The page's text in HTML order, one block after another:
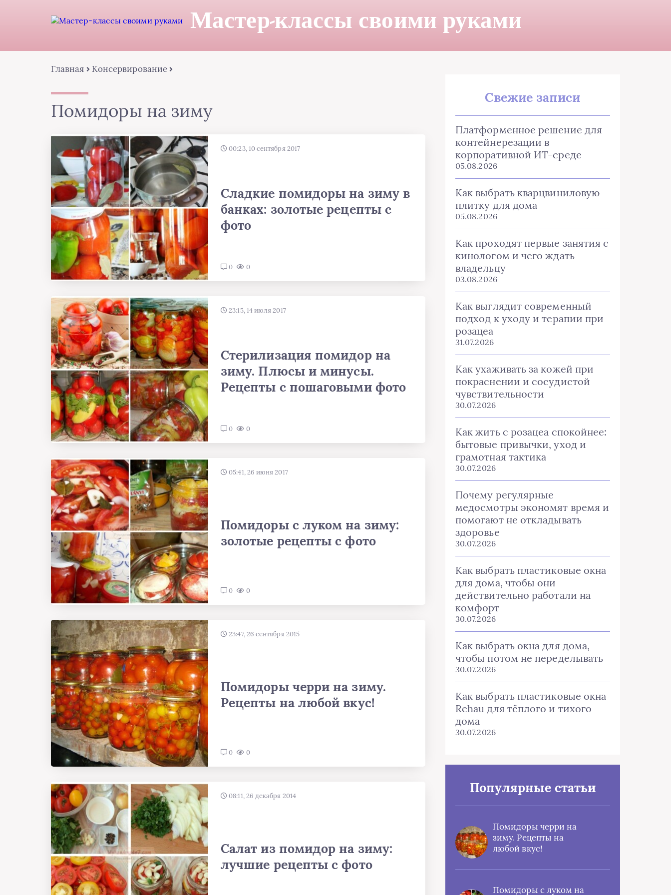
Мастер-классы своими руками
Главная Консервирование
Помидоры на зиму
00:23, 10 сентября 2017
Сладкие помидоры на зиму в
банках: золотые рецепты с
фото
0 0
23:15, 14 июля 2017
Стерилизация помидор на
зиму. Плюсы и минусы.
Рецепты с пошаговыми фото
0 0
05:41, 26 июня 2017
Помидоры с луком на зиму:
золотые рецепты с фото
0 0
23:47, 26 сентября 2015
Помидоры черри на зиму.
Рецепты на любой вкус!
0 0
08:11, 26 декабря 2014
Салат из помидор на зиму:
лучшие рецепты с фото
Свежие записи
Платформенное решение для
контейнерезации в
корпоративной ИТ-среде
05.08.2026
Как выбрать кварцвиниловую
плитку для дома
05.08.2026
Как проходят первые занятия с
кинологом и чего ждать
владельцу
03.08.2026
Как выглядит современный
подход к уходу и терапии при
розацеа
31.07.2026
Как ухаживать за кожей при
покраснении и сосудистой
чувствительности
30.07.2026
Как жить с розацеа спокойнее:
бытовые привычки, уход и
грамотная тактика
30.07.2026
Почему регулярные
медосмотры экономят время и
помогают не откладывать
здоровье
30.07.2026
Как выбрать пластиковые окна
для дома, чтобы они
действительно работали на
комфорт
30.07.2026
Как выбрать окна для дома,
чтобы потом не переделывать
30.07.2026
Как выбрать пластиковые окна
Rehau для тёплого и тихого
дома
30.07.2026
Популярные статьи
Помидоры черри на
зиму. Рецепты на
любой вкус!
Помидоры с луком на